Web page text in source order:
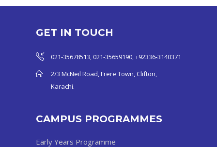
GET IN TOUCH
021-35678513, 021-35659190, +92336-3140371
2/3 McNeil Road, Frere Town, Clifton,
Karachi.
CAMPUS PROGRAMMES
Early Years Programme